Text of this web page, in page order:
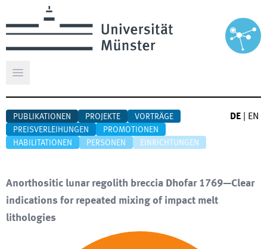
Hauptmenü öffnen
PUBLIKATIONEN PROJEKTE
VORTRÄGE
PREISVERLEIHUNGEN
PROMOTIONEN
HABILITATIONEN
PERSONEN EINRICHTUNGEN
DE EN
Anorthositic lunar regolith breccia Dhofar 1769—Clear
indications for repeated mixing of impact melt
lithologies